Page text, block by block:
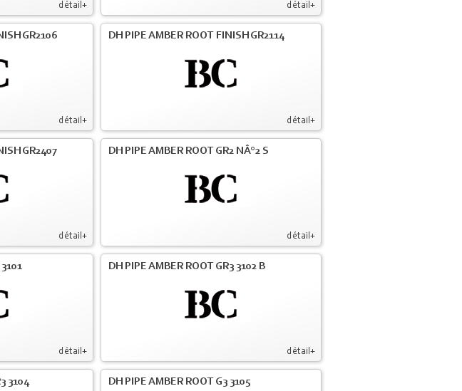
détail+ détail+
détail+
GR2106
détail+
DH PIPE AMBER ROOT FINISH GR2114
détail+
GR2407
détail+
DH PIPE AMBER ROOT GR2 NÂ°2 S
détail+ détail+
DH PIPE AMBER ROOT GR3 3102 B
3104 DH PIPE AMBER ROOT G3 3105